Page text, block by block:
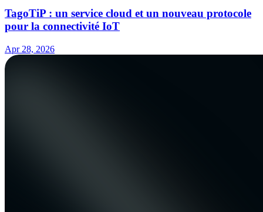
TagoTiP : un service cloud et un nouveau protocole
pour la connectivité IoT
Apr 28, 2026